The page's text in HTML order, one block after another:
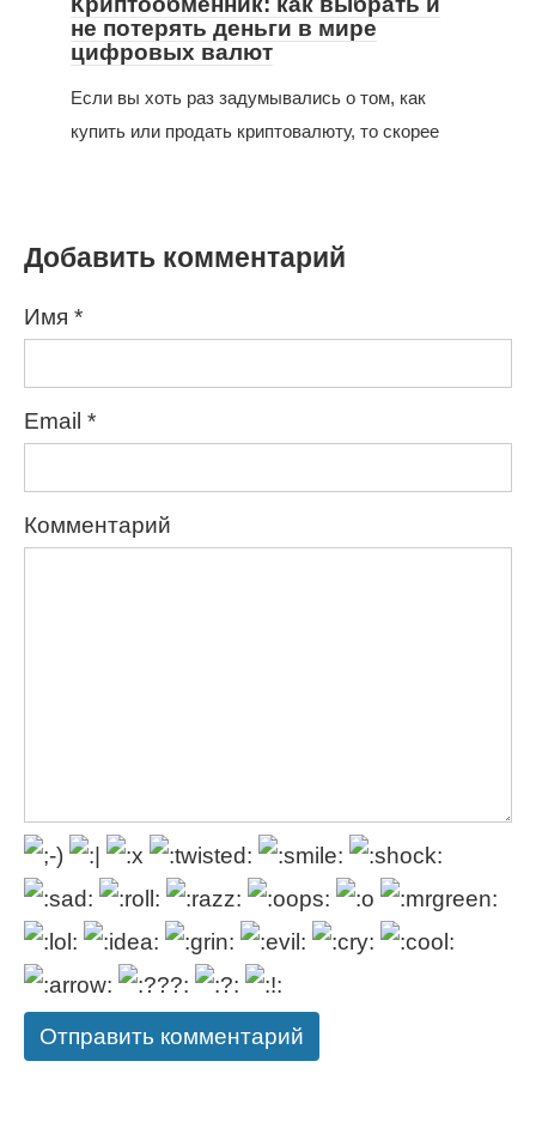
не потерять деньги в мире
цифровых валют
Если вы хоть раз задумывались о том, как
купить или продать криптовалюту, то скорее
Добавить комментарий
Имя *
Email *
Комментарий